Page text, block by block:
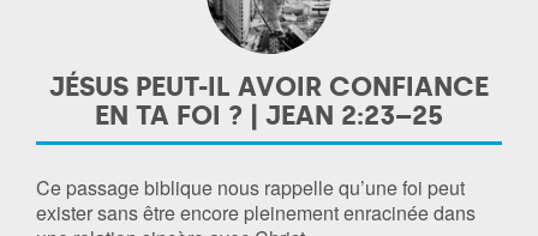
JÉSUS PEUT-IL AVOIR CONFIANCE
EN TA FOI ? | JEAN 2:23–25
Ce passage biblique nous rappelle qu’une foi peut
exister sans être encore pleinement enracinée dans